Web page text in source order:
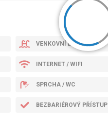
VENKOVNÍ BAZÉN
INTERNET / WIFI
SPRCHA / WC
BEZBARIÉROVÝ PŘÍSTUP